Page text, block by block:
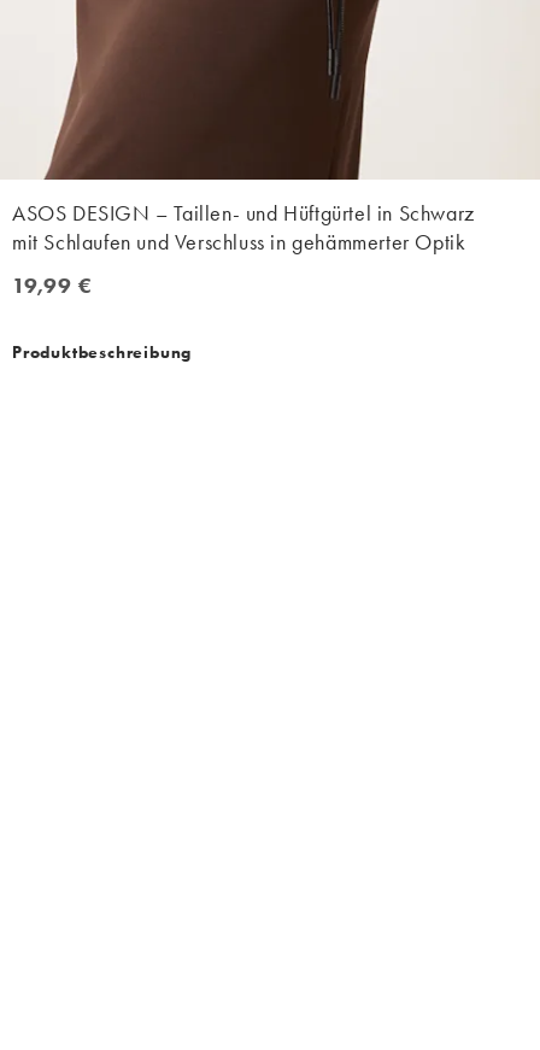
ASOS DESIGN – Taillen- und Hüftgürtel in Schwarz
mit Schlaufen und Verschluss in gehämmerter Optik
19,99 €
19,99 €
Produktbeschreibung